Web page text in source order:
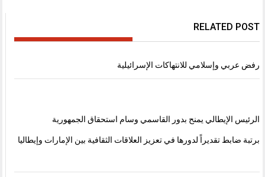
RELATED POST
رفض عربي وإسلامي للانتهاكات الإسرائيلية
الرئيس الإيطالي يمنح بدور القاسمي وسام استحقاق الجمهورية
برتبة ضابط تقديراً لدورها في تعزيز العلاقات الثقافية بين الإمارات وإيطاليا